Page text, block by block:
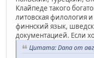
Клайпеде такого
литовская филология
финнский язык,
документацией. Если
Цитата: Dana от